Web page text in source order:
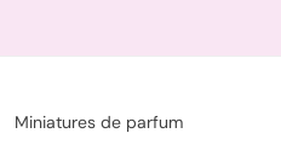
Miniatures de parfum